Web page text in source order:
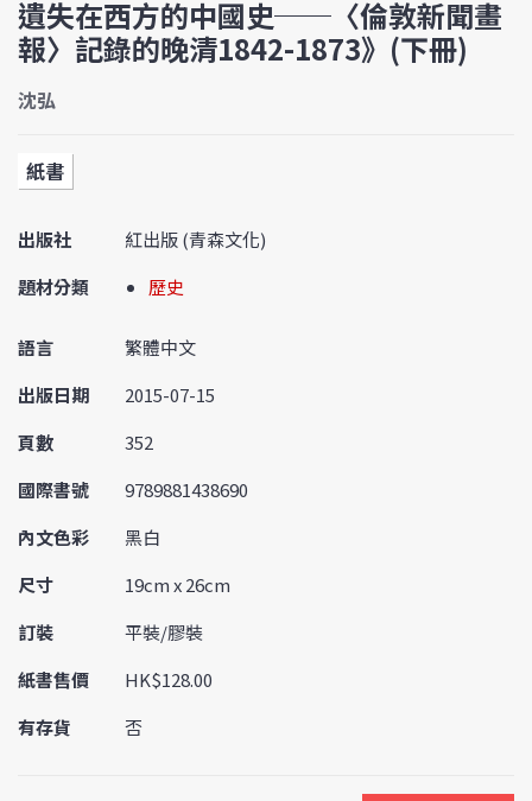
遺失在西方的中國史──〈倫敦新聞畫
報〉記錄的晚清1842-1873》(下冊)
沈弘
紙書
出版社
紅出版 (青森文化)
題材分類
歷史
語言
繁體中文
出版日期
2015-07-15
頁數
352
國際書號
9789881438690
內文色彩
黑白
尺寸
19cm x 26cm
訂裝
平裝/膠裝
紙書售價
HK$128.00
有存貨
否